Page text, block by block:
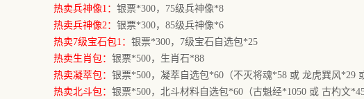
热卖兵神像1： 银票*300，75级兵神像*8
热卖兵神像2： 银票*300，85级兵神像*6
热卖7级宝石包1： 银票*300，7级宝石自选包*25
热卖生肖包： 银票*500，生肖石*88
热卖凝萃包： 银票*500，凝萃自选包*60（不灭将魂*58 或 龙虎巽风*29
热卖北斗包： 银票*500，北斗材料自选包*60（古魁经*1050 或 古杓文